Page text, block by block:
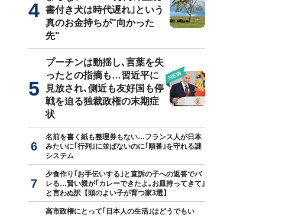
書付き犬は時代遅れ｣という
真のお金持ちが"向かった
先"
プーチンは動揺し､言葉を失
ったとの指摘も…習近平に
見放され､側近も友好国も停
戦を迫る独裁政権の末期症
状
名前を書く紙も整理券もない…フランス人が日本
みたいに｢行列｣に並ばないのに｢順番｣を守れる謎
システム
夕食作り｢お手伝いする｣と直訴の子への返答でバ
レる…賢い親が｢カレーできたよ｡お皿持ってきて｣
と言わぬ訳【頭のよい子が育つ家3選】
高市政権にとって｢日本人の生活｣はどうでもい